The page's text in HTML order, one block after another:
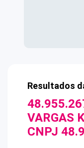
Resultados
VARGAS
CNPJ